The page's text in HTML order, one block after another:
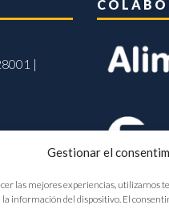
Gestionar el
las mejores experiencias, utilizamos
la información del dispositivo. El
|